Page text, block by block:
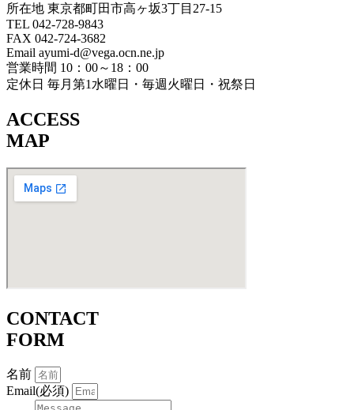
所在地 東京都町田市高ヶ坂3丁目27‐15
TEL 042-728-9843
FAX 042-724-3682
Email ayumi-d@vega.ocn.ne.jp
営業時間 10：00～18：00
定休日 毎月第1水曜日・毎週火曜日・祝祭日
ACCESS
MAP
CONTACT
FORM
名前
Email(必須)